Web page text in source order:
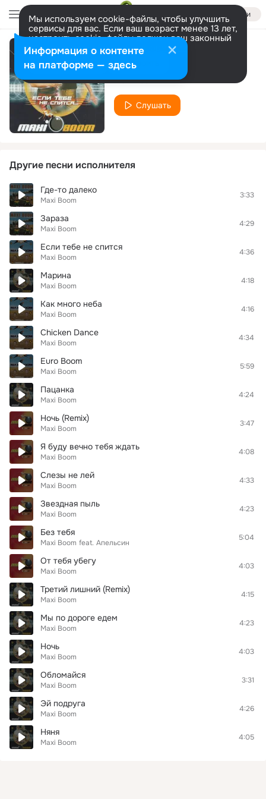
Войти
Мы используем cookie-файлы, чтобы улучшить
сервисы для вас. Если ваш возраст менее 13 лет,
настроить cookie-файлы должен ваш законный
представитель. Больше информации
Разрешить все Настроить
Пацанка (Remix)
Maxi Boom
Слушать
Другие песни исполнителя
Где-то далеко
Maxi Boom
3:33
Зараза
Maxi Boom
4:29
Если тебе не спится
Maxi Boom
4:36
Марина
Maxi Boom
4:18
Как много неба
Maxi Boom
4:16
Chicken Dance
Maxi Boom
4:34
Euro Boom
Maxi Boom
5:59
Пацанка
Maxi Boom
4:24
Ночь (Remix)
Maxi Boom
3:47
Я буду вечно тебя ждать
Maxi Boom
4:08
Слезы не лей
Maxi Boom
4:33
Звездная пыль
Maxi Boom
4:23
Без тебя
Maxi Boom feat. Апельсин
5:04
От тебя убегу
Maxi Boom
4:03
Третий лишний (Remix)
Maxi Boom
4:15
Мы по дороге едем
Maxi Boom
4:23
Ночь
Maxi Boom
4:03
Обломайся
Maxi Boom
3:31
Эй подруга
Maxi Boom
4:26
Няня
Maxi Boom
4:05
Информация о контенте
на платформе — здесь